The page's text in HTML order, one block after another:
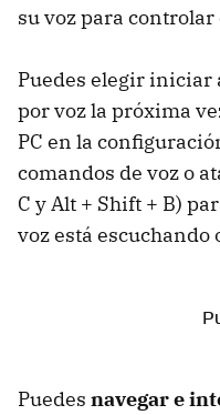
su voz para controlar
Puedes elegir iniciar
por voz la próxima
PC en la
comandos de voz o
C y Alt + Shift + B)
voz está escuchando
Puedes navegar e